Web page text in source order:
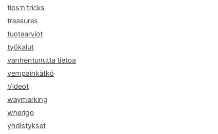
tips'n'tricks
treasures
tuotearviot
työkalut
vanhentunutta tietoa
vempainkätkö
Videot
waymarking
wherigo
yhdistykset